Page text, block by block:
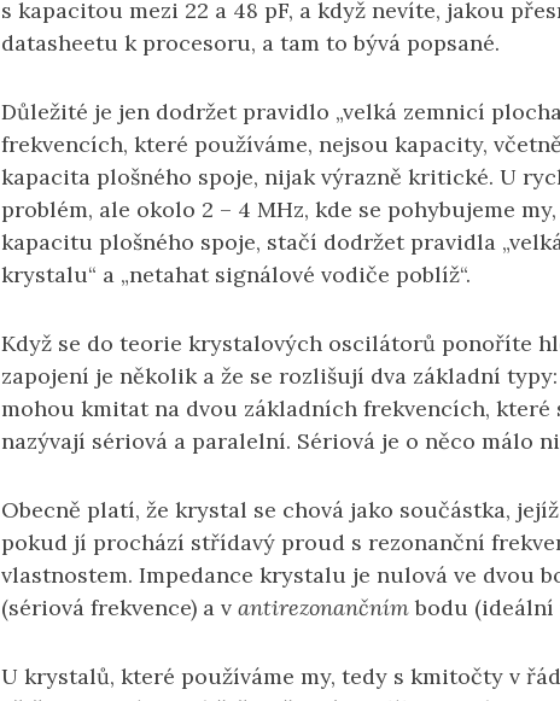
s kapacitou mezi 22 a 48 pF, a když nevíte, jakou
datasheetu k procesoru, a tam to bývá popsané.
Důležité je jen dodržet pravidlo „velká zemnicí
frekvencích, které používáme, nejsou kapacity,
kapacita plošného spoje, nijak výrazně kritické. U
problém, ale okolo 2 – 4 MHz, kde se pohybujeme
kapacitu plošného spoje, stačí dodržet pravidla
krystalu“ a „netahat signálové vodiče poblíž“.
Když se do teorie krystalových oscilátorů ponoříte
zapojení je několik a že se rozlišují dva základní
mohou kmitat na dvou základních frekvencích, které
nazývají sériová a paralelní. Sériová je o něco málo
Obecně platí, že krystal se chová jako součástka,
pokud jí prochází střídavý proud s rezonanční
vlastnostem. Impedance krystalu je nulová ve dvou
(sériová frekvence) a v antirezonančnímbodu (ideální
U krystalů, které používáme my, tedy s kmitočty v